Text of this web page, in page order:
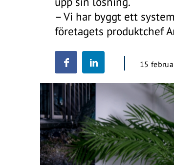
– Vi har byggt ett
företagets produktchef
15